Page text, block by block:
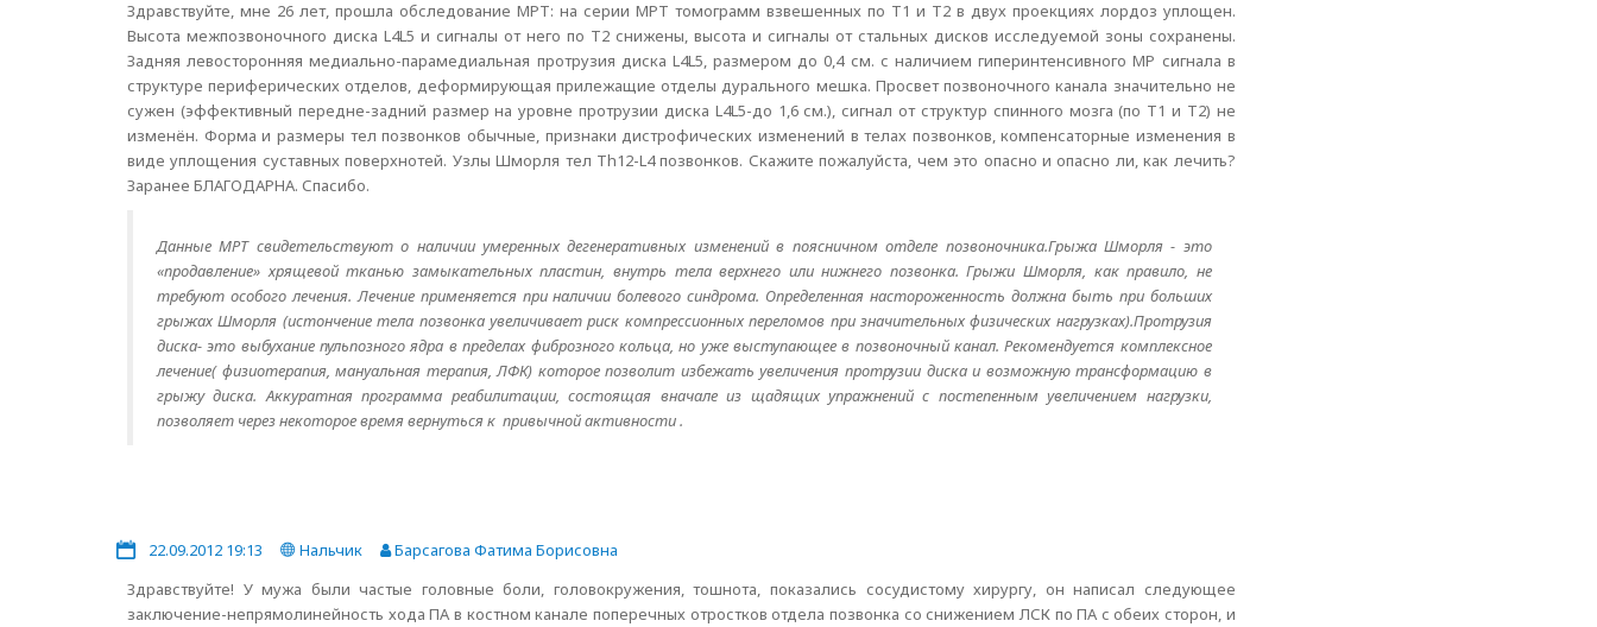
Здравствуйте, мне 26 лет, прошла обследование МРТ: на серии МРТ томограмм взвешенных по Т1 и Т2 в двух проекциях лордоз уплощен.
Высота межпозвоночного диска L4L5 и сигналы от него по Т2 снижены, высота и сигналы от стальных дисков исследуемой зоны сохранены.
Задняя левосторонняя медиально-парамедиальная протрузия диска L4L5, размером до 0,4 см. с наличием гиперинтенсивного МР сигнала в
структуре периферических отделов, деформирующая прилежащие отделы дурального мешка. Просвет позвоночного канала значительно не
сужен (эффективный передне-задний размер на уровне протрузии диска L4L5-до 1,6 см.), сигнал от структур спинного мозга (по Т1 и Т2) не
изменён. Форма и размеры тел позвонков обычные, признаки дистрофических изменений в телах позвонков, компенсаторные изменения в
виде уплощения суставных поверхнотей. Узлы Шморля тел Th12-L4 позвонков. Скажите пожалуйста, чем это опасно и опасно ли, как лечить?
Заранее БЛАГОДАРНА. Спасибо.
Данные МРТ свидетельствуют о наличии умеренных дегенеративных изменений в поясничном отделе позвоночника.Грыжа Шморля - это
«продавление» хрящевой тканью замыкательных пластин, внутрь тела верхнего или нижнего позвонка. Грыжи Шморля, как правило, не
требуют особого лечения. Лечение применяется при наличии болевого синдрома. Определенная настороженность должна быть при больших
грыжах Шморля (истончение тела позвонка увеличивает риск компрессионных переломов при значительных физических нагрузках).Протрузия
диска- это выбухание пульпозного ядра в пределах фиброзного кольца, но уже выступающее в позвоночный канал. Рекомендуется комплексное
лечение( физиотерапия, мануальная терапия, ЛФК) которое позволит избежать увеличения протрузии диска и возможную трансформацию в
грыжу диска. Аккуратная программа реабилитации, состоящая вначале из щадящих упражнений с постепенным увеличением нагрузки,
позволяет через некоторое время вернуться к привычной активности .
22.09.2012 19:13 Нальчик
Барсагова Фатима Борисовна
Здравствуйте! У мужа были частые головные боли, головокружения, тошнота, показались сосудистому хирургу, он написал следующее
заключение-непрямолинейность хода ПА в костном канале поперечных отростков отдела позвонка со снижением ЛСК по ПА с обеих сторон, и